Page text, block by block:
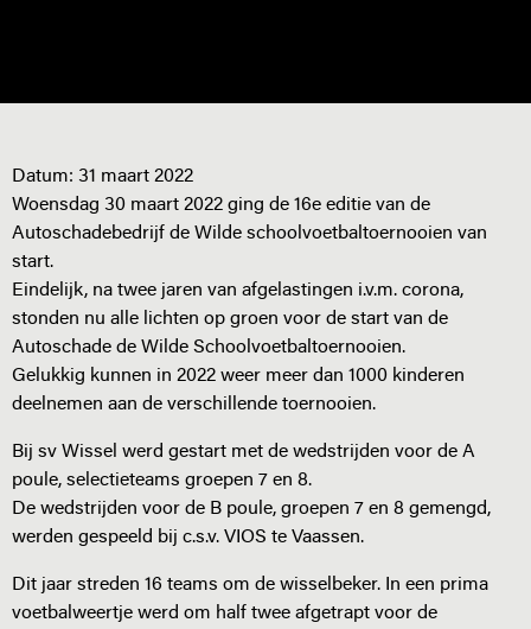
Datum: 31 maart 2022
Woensdag 30 maart 2022 ging de 16e editie van de
Autoschadebedrijf de Wilde schoolvoetbaltoernooien van
start.
Eindelijk, na twee jaren van afgelastingen i.v.m. corona,
stonden nu alle lichten op groen voor de start van de
Autoschade de Wilde Schoolvoetbaltoernooien.
Gelukkig kunnen in 2022 weer meer dan 1000 kinderen
deelnemen aan de verschillende toernooien.
Bij sv Wissel werd gestart met de wedstrijden voor de A
poule, selectieteams groepen 7 en 8.
De wedstrijden voor de B poule, groepen 7 en 8 gemengd,
werden gespeeld bij c.s.v. VIOS te Vaassen.
Dit jaar streden 16 teams om de wisselbeker. In een prima
voetbalweertje werd om half twee afgetrapt voor de